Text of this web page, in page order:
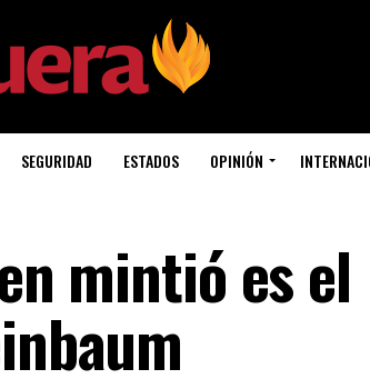
SEGURIDAD ESTADOS OPINIÓN
mintió es el